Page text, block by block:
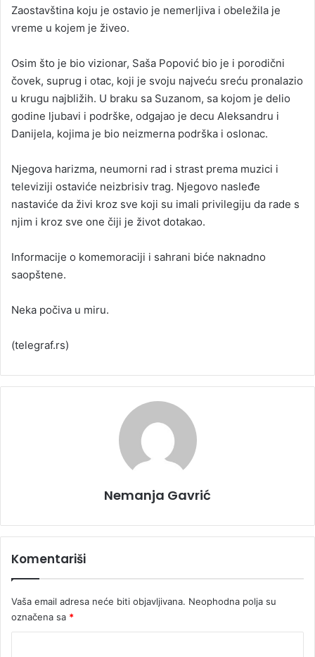
Zaostavština koju je ostavio je nemerljiva i obeležila je
vreme u kojem je živeo.
Osim što je bio vizionar, Saša Popović bio je i porodični
čovek, suprug i otac, koji je svoju najveću sreću pronalazio
u krugu najbližih. U braku sa Suzanom, sa kojom je delio
godine ljubavi i podrške, odgajao je decu Aleksandru i
Danijela, kojima je bio neizmerna podrška i oslonac.
Njegova harizma, neumorni rad i strast prema muzici i
televiziji ostaviće neizbrisiv trag. Njegovo nasleđe
nastaviće da živi kroz sve koji su imali privilegiju da rade s
njim i kroz sve one čiji je život dotakao.
Informacije o komemoraciji i sahrani biće naknadno
saopštene.
Neka počiva u miru.
(telegraf.rs)
Nemanja Gavrić
Komentariši
Vaša email adresa neće biti objavljivana. Neophodna polja su
označena sa *